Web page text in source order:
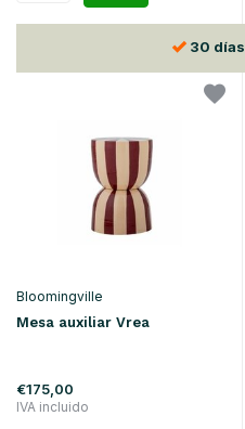
30 días
Bloomingville
Mesa auxiliar Vrea
€175,00
IVA incluido